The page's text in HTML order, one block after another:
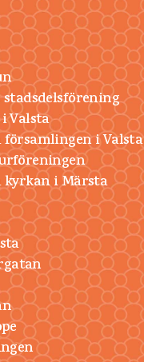
Valsta
i Valsta
kyrkan i Märsta